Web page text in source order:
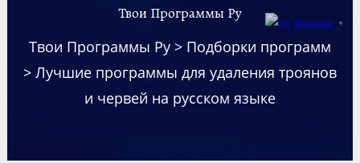
Твои Программы Ру
Твои Программы Ру> Подборки программ
> Лучшие программы для удаления троянов
и червей на русском языке
Russian ▼